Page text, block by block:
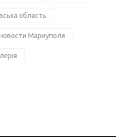
область
Мариуполя